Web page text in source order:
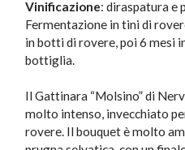
Vinificazione: diraspatura e
Fermentazione in tini di
in botti di rovere, poi 6 mesi
bottiglia.
Il Gattinara “Molsino” di
molto intenso, invecchiato
rovere. Il bouquet è molto